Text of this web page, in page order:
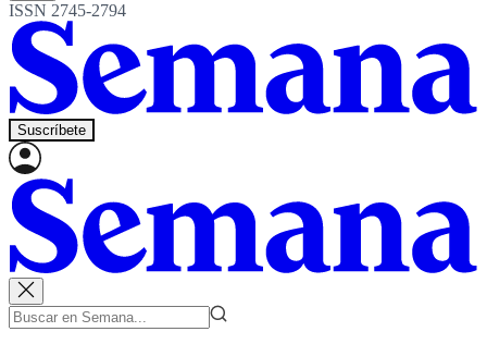
ISSN 2745-2794
Suscríbete